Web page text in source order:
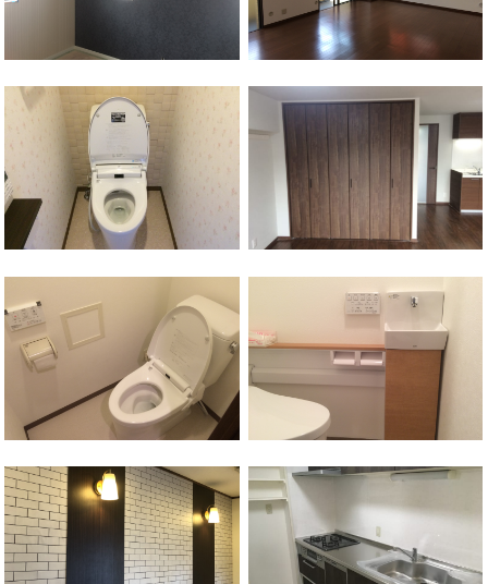
保土ケ谷区西谷駅 保土ケ谷区西谷駅
保土ケ谷区 西谷駅
横浜駅神奈川区 保土ケ谷区 天王町駅